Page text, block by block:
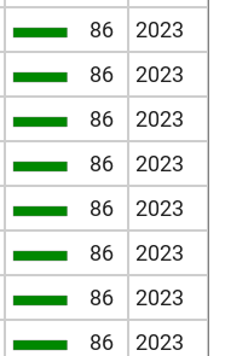
86
2023
86
2023
86
2023
86
2023
86
2023
86
2023
86
2023
86
2023